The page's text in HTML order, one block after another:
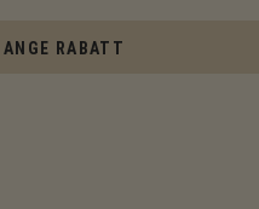
ANGE RABATT